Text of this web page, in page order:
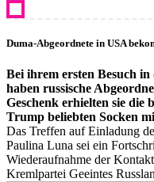
Duma-Abgeordnete in USA
Bei ihrem ersten Besuch
haben russische
Geschenk erhielten sie die
Trump beliebten Socken
Das Treffen auf Einladung
Paulina Luna sei ein
Wiederaufnahme der
Kremlpartei Geeintes